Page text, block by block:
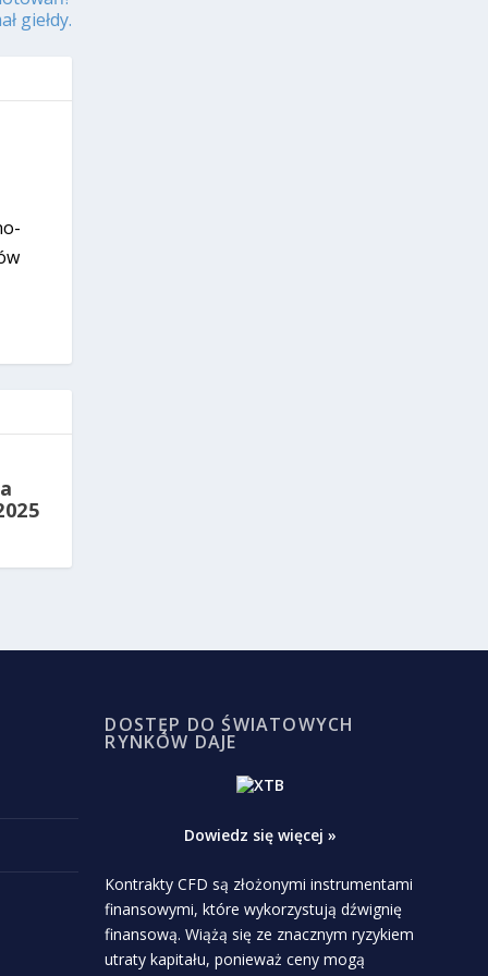
giełdy.
DOSTĘP DO ŚWIATOWYCH
RYNKÓW DAJE
Dowiedz się więcej »
Kontrakty CFD są złożonymi instrumentami
finansowymi, które wykorzystują dźwignię
finansową. Wiążą się ze znacznym ryzykiem
utraty kapitału, ponieważ ceny mogą